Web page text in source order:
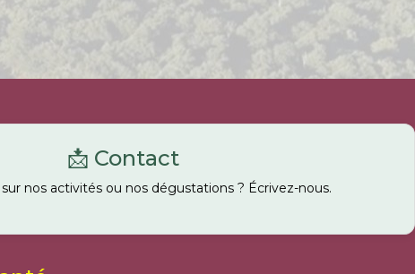
📩 Contact
nos activités ou nos dégustations ? Écrivez-nous.